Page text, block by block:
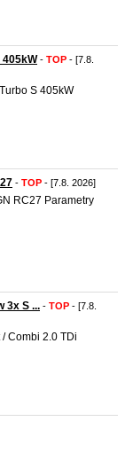
405kW- TOP - [7.8.
S 405kW
- TOP - [7.8. 2026]
RC27 Parametry
3x S ... - TOP - [7.8.
Combi 2.0 TDi